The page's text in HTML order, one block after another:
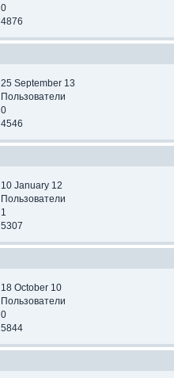
0
4876
25 September 13
Пользователи
0
4546
10 January 12
Пользователи
1
5307
18 October 10
Пользователи
0
5844